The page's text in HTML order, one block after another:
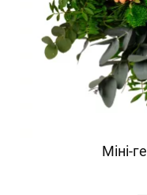
Міні-